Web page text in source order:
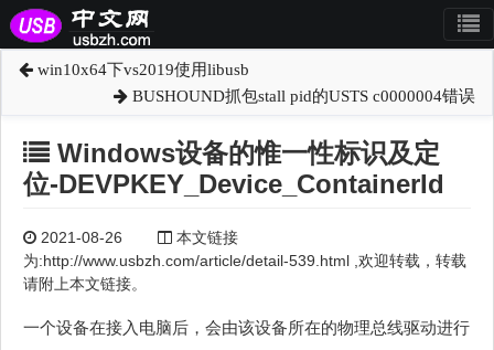
win10x64下vs2019使用libusb
BUSHOUND抓包stall pid的USTS c0000004错误
Windows设备的惟一性标识及定
位-DEVPKEY_Device_ContainerId
2021-08-26
本文链接
为:http://www.usbzh.com/article/detail-539.html ,欢迎转载，转载
请附上本文链接。
一个设备在接入电脑后，会由该设备所在的物理总线驱动进行